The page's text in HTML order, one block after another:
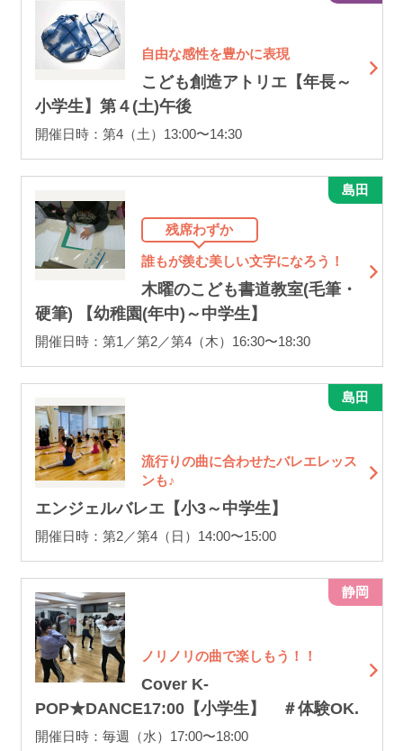
自由な感性を豊かに表現
こども創造アトリエ【年長～
小学生】第４(土)午後
開催日時：第4（土）13:00〜14:30
残席わずか
誰もが羨む美しい文字になろう！
木曜のこども書道教室(毛筆・
硬筆) 【幼稚園(年中)～中学生】
開催日時：第1／第2／第4（木）16:30〜18:30
島田
流行りの曲に合わせたバレエレッス
ンも♪
エンジェルバレエ【小3～中学生】
開催日時：第2／第4（日）14:00〜15:00
島田
ノリノリの曲で楽しもう！！
Cover K-
POP★DANCE17:00【小学生】 ＃体験OK.
開催日時：毎週（水）17:00〜18:00
静岡